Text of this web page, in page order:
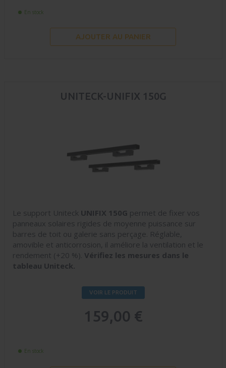
En stock
AJOUTER AU PANIER
UNITECK-UNIFIX 150G
Le support Uniteck UNIFIX 150G permet de fixer vos
panneaux solaires rigides de moyenne puissance sur
barres de toit ou galerie sans perçage. Réglable,
amovible et anticorrosion, il améliore la ventilation et le
rendement (+20 %). Vérifiez les mesures dans le
tableau Uniteck.
VOIR LE PRODUIT
159,00 €
En stock